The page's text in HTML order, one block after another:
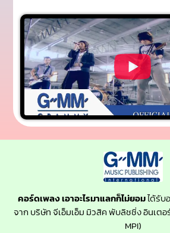
คอร์ดเพลง เอาอะไรมาแลกก็ไม่ยอมได้รั
จาก บริษัท จีเอ็มเอ็ม มิวสิค พับลิชชิ่ง อินเต
MPI)